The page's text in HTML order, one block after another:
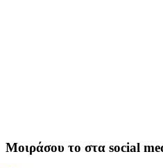
Μοιράσου το στα social